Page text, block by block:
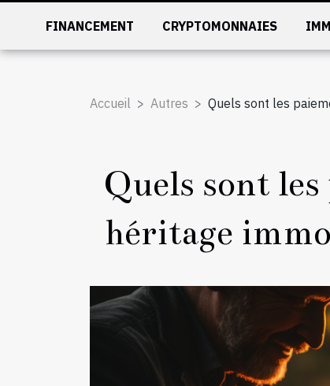
FINANCEMENT CRYPTOMONNAIES
Accueil Autres Quels sont les
Quels sont
héritage